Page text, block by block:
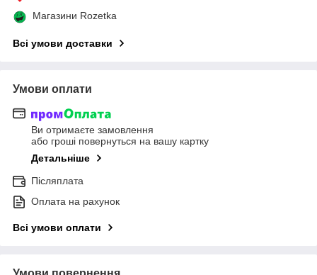
Магазини Rozetka
Всі умови доставки
Умови оплати
Ви отримаєте замовлення
або гроші повернуться на вашу картку
Детальніше
Післяплата
Оплата на рахунок
Всі умови оплати